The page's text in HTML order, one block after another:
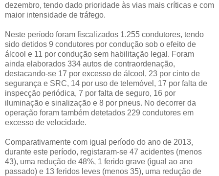
dezembro, tendo dado prioridade às vias mais críticas e com
maior intensidade de tráfego.
Neste período foram fiscalizados 1.255 condutores, tendo
sido detidos 9 condutores por condução sob o efeito de
álcool e 11 por condução sem habilitação legal. Foram
ainda elaborados 334 autos de contraordenação,
destacando-se 17 por excesso de álcool, 23 por cinto de
segurança e SRC, 14 por uso de telemóvel, 17 por falta de
inspecção periódica, 7 por falta de seguro, 16 por
iluminação e sinalização e 8 por pneus. No decorrer da
operação foram também detetados 229 condutores em
excesso de velocidade.
Comparativamente com igual período do ano de 2013,
durante este período, registaram-se 47 acidentes (menos
43), uma redução de 48%, 1 ferido grave (igual ao ano
passado) e 13 feridos leves (menos 35), uma redução de